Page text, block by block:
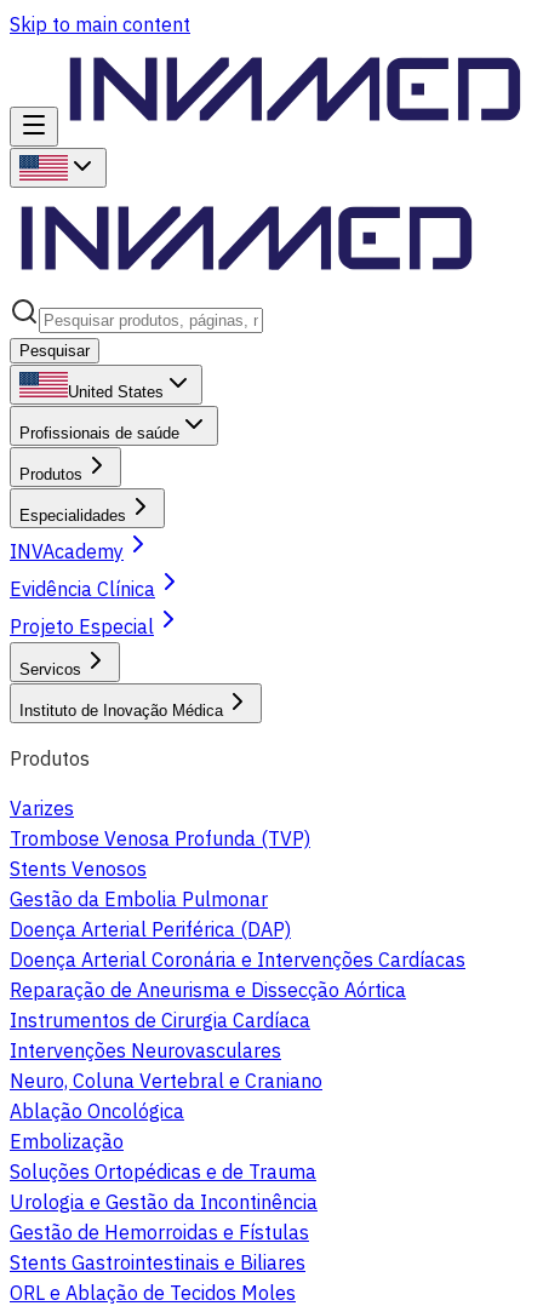
Skip to main content
Pesquisar
United States
Profissionais de saúde
Produtos
Especialidades
INVAcademy
Evidência Clínica
Projeto Especial
Servicos
Instituto de Inovação Médica
Produtos
Varizes
Trombose Venosa Profunda (TVP)
Stents Venosos
Gestão da Embolia Pulmonar
Doença Arterial Periférica (DAP)
Doença Arterial Coronária e Intervenções Cardíacas
Reparação de Aneurisma e Dissecção Aórtica
Instrumentos de Cirurgia Cardíaca
Intervenções Neurovasculares
Neuro, Coluna Vertebral e Craniano
Ablação Oncológica
Embolização
Soluções Ortopédicas e de Trauma
Urologia e Gestão da Incontinência
Gestão de Hemorroidas e Fístulas
Stents Gastrointestinais e Biliares
ORL e Ablação de Tecidos Moles